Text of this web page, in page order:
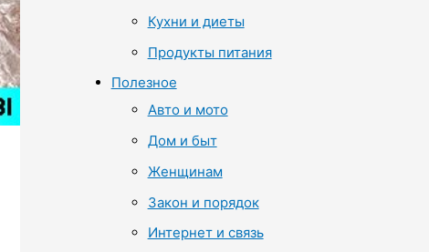
Кухни и диеты
Продукты питания
Полезное
Авто и мото
Дом и быт
Женщинам
Закон и порядок
Интернет и связь